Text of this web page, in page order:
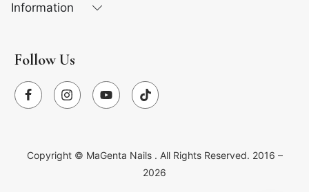
Information
Follow Us
Copyright © MaGenta Nails . All Rights Reserved. 2016 –
2026